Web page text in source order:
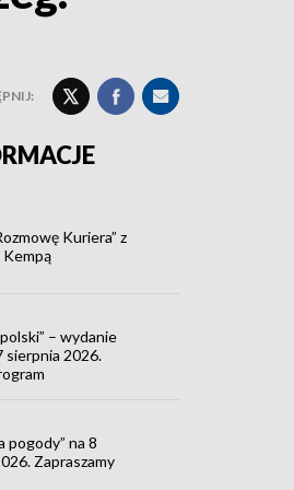
Kuriera” z
Kempą
– wydanie
sierpnia 2026.
pogody” na 8
Zapraszamy